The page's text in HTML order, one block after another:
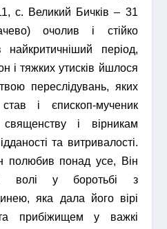
с. Великий Бичків – 31
очолив і стійко
період,
і тяжких утисків йшлося
переслідувань, яких
і єпископ-мученик
і вірникам
та витривалості.
полюбив понад усе, Він
волі у боротьбі з
яка дала його вірі
прибіжищем у важкі